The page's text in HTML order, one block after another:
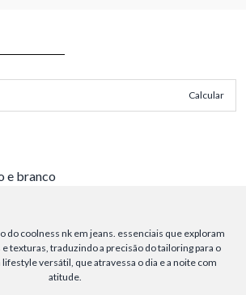
Calcular
do coolness nk em jeans. essenciais que exploram
texturas, traduzindo a precisão do tailoring para o
versátil, que atravessa o dia e a noite com
atitude.